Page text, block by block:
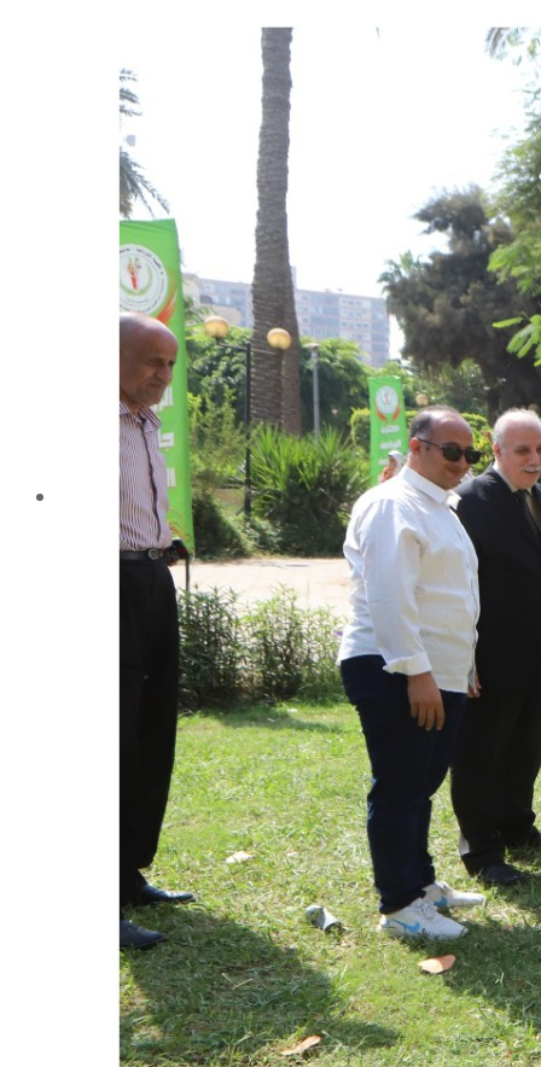
الإدارة
كلمة عميد الكلية
رؤساء الأقسام العلمية
الهيكل التنظيمى
نبذة تاريخية
تاريخ الكلية
الإدارة الحالية
الخطة الإستراتجية و التنفيذية
ميثاق الأخلاقيات
بحوث فى حقوق الملكية الفكرية
إستراتجية التعليم والتعلم
البريد الإلكترونى لإدارات و مراكز الكلية
خريطة الكلية